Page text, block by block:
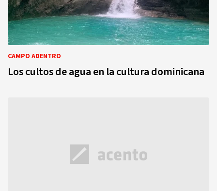
CAMPO ADENTRO
Los cultos de agua en la cultura dominicana